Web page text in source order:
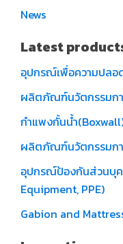
News
Latest
อุปกรณ์เพื่อความปล
ผลิตภัณฑ์นวัตกรรมก
กำแพงกั้นน้ำ
ผลิตภัณฑ์นวัตกรรมก
อุปกรณ์ป้องกันส่วนบุ
Equipment, PPE)
Gabion and